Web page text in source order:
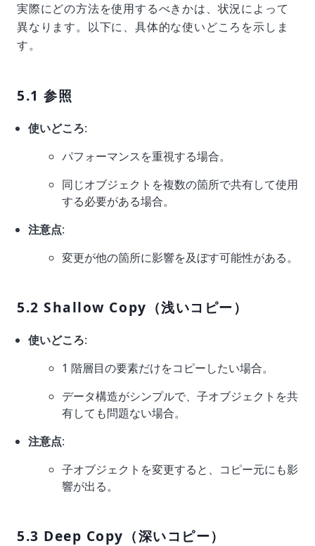
実際にどの方法を使用するべきかは、状況によって
異なります。以下に、具体的な使いどころを示しま
す。
5.1 参照
使いどころ:
パフォーマンスを重視する場合。
同じオブジェクトを複数の箇所で共有して使用
する必要がある場合。
注意点:
変更が他の箇所に影響を及ぼす可能性がある。
5.2 Shallow Copy（浅いコピー）
使いどころ:
1 階層目の要素だけをコピーしたい場合。
データ構造がシンプルで、子オブジェクトを共
有しても問題ない場合。
注意点:
子オブジェクトを変更すると、コピー元にも影
響が出る。
5.3 Deep Copy（深いコピー）